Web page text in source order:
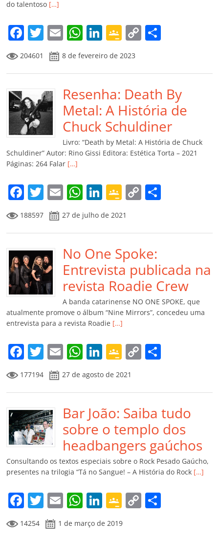
do talentoso […]
F
a
c
e
b
o
o
k
T
w
itt
er
E
m
ai
l
W
at
s
A
p
p
Li
k
e
dI
n
G
o
o
gl
e
Cl
a
ss
ro
m
C
y
Li
n
k
p
ar
til
h
ar
204601 8 de fevereiro de 2023
Resenha: Death By
Metal: A História de
Chuck Schuldiner
Livro: “Death by Metal: A História de Chuck
Schuldiner” Autor: Rino Gissi Editora: Estética Torta – 2021
Páginas: 264 Falar […]
F
a
c
e
b
o
o
k
T
w
itt
er
E
m
ai
l
W
h
at
s
A
p
p
Li
n
k
e
dI
n
G
o
o
gl
e
Cl
a
ss
ro
o
m
C
y
Li
n
k
p
til
h
ar
188597 27 de julho de 2021
No One Spoke:
Entrevista publicada na
revista Roadie Crew
A banda catarinense NO ONE SPOKE, que
atualmente promove o álbum “Nine Mirrors”, concedeu uma
entrevista para a revista Roadie […]
F
a
c
e
b
o
o
k
T
w
itt
er
E
m
ai
l
W
at
s
A
p
p
Li
n
k
e
dI
n
G
o
o
gl
e
Cl
a
ss
ro
o
m
C
y
Li
n
k
p
ar
til
h
ar
177194 27 de agosto de 2021
Bar João: Saiba tudo
sobre o templo dos
headbangers gaúchos
Consultando os textos especiais sobre o Rock Pesado Gaúcho,
presentes na trilogia “Tá no Sangue! – A História do Rock […]
F
a
c
T
w
itt
E
m
ai
W
at
Li
n
k
G
o
o
C
14254 1 de março de 2019